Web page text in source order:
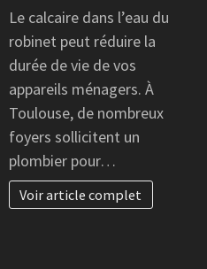
Le calcaire dans l’eau du
robinet peut réduire la
durée de vie de vos
appareils ménagers. À
Toulouse, de nombreux
foyers sollicitent un
plombier pour…
Voir article complet